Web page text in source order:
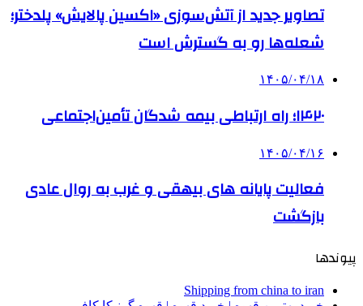
تصاویر جدید از آتش‌سوزی «اکسین پالایش» پلدختر؛
شعله‌ها رو به گسترش است
۱۴۰۵/۰۴/۱۸
۱۴۲۰؛ راه ارتباطی بیمه شدگان تأمین‌اجتماعی
۱۴۰۵/۰۴/۱۶
فعالیت پایانه های بیهقی و غرب به روال عادی
بازگشت
پیوندها
Shipping from china to iran